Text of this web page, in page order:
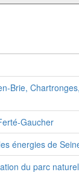
Brie,
Gaucher
énergies de
du parc